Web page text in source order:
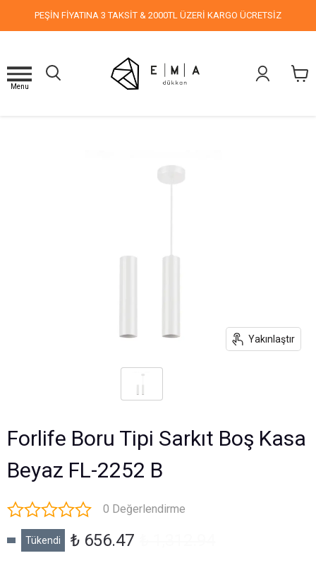
PEŞİN FİYATINA 3 TAKSİT & 2000TL ÜZERİ KARGO ÜCRETSİZ
Menu
Yakınlaştır
Forlife Boru Tipi Sarkıt Boş Kasa
Beyaz FL-2252 B
0 Değerlendirme
Tükendi ₺ 656.47